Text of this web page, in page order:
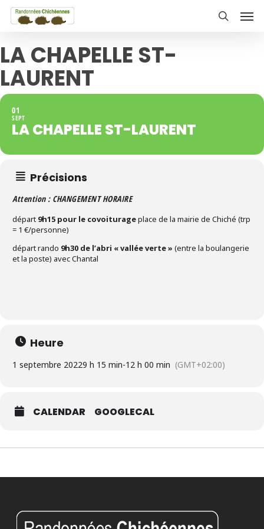
Skip
content
LA CHAPELLE ST-
LAURENT
01
SEPT
LA CHAPELLE ST-LAURENT
Précisions
Attention : CHANGEMENT HORAIRE
départ 9h15 pour le covoiturageplace de la mairie de Chiché (trp
= 1 €/personne)
départ rando 9h30 de l’abri « vallée verte » (entre la boulangerie
et la poste) avec Chantal
Heure
1 septembre 20229 h 15 min-12 h 00 min (GMT+02:00)
CALENDAR GOOGLECAL